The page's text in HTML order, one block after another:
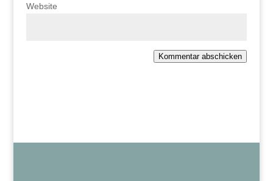
Website
Kommentar abschicken